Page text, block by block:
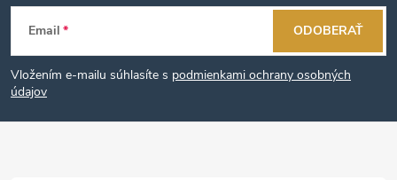
Z
á
p
Email
Vložením e-mailu súhlasíte s podmienkami ochrany osobných
údajov
ODOBERAŤ